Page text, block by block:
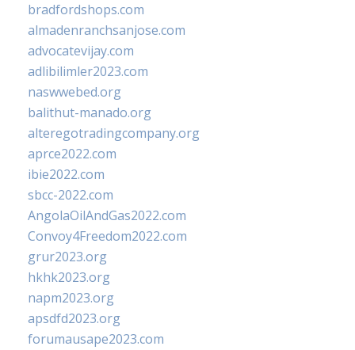
bradfordshops.com
almadenranchsanjose.com
advocatevijay.com
adlibilimler2023.com
naswwebed.org
balithut-manado.org
alteregotradingcompany.org
aprce2022.com
ibie2022.com
sbcc-2022.com
AngolaOilAndGas2022.com
Convoy4Freedom2022.com
grur2023.org
hkhk2023.org
napm2023.org
apsdfd2023.org
forumausape2023.com